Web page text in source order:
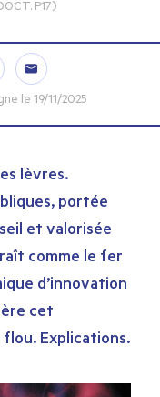
P17)
le 19/11/2025
lèvres.
portée
et valorisée
comme le fer
d’innovation
cet
Explications.